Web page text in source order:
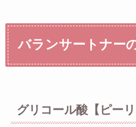
バランサートナー
グリコール酸【ピーリ